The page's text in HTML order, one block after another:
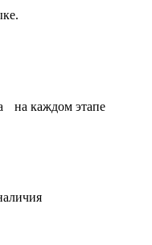
на каждом этапе